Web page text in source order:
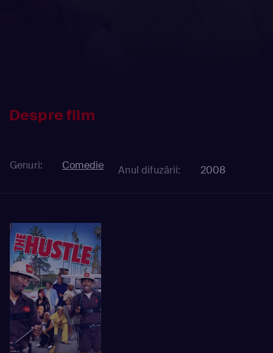
Despre film
Genuri: Comedie Anul difuzării: 2008